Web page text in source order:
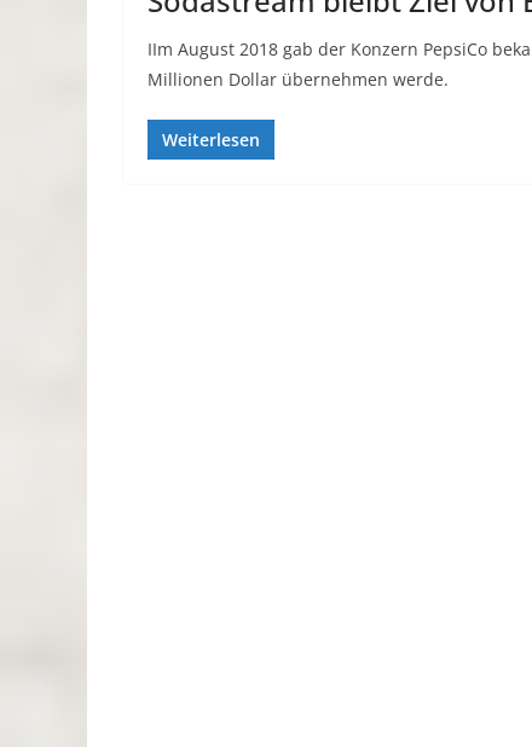
IIm August 2018 gab der Konzern PepsiCo
Millionen Dollar übernehmen werde.
Weiterlesen